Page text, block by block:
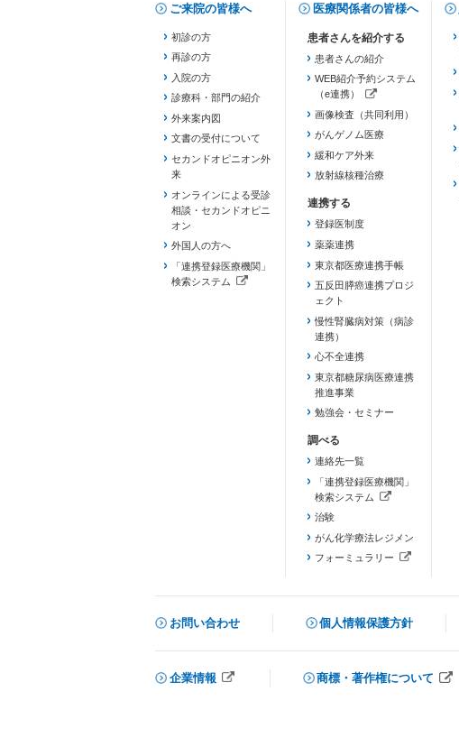
ご来院の皆様へ
初診の方
再診の方
入院の方
診療科・部門の紹介
外来案内図
文書の受付について
セカンドオピニオン外
来
オンラインによる受診
相談・セカンドオピニ
オン
外国人の方へ
「連携登録医療機関」
検索システム
医療関係者の皆様へ
患者さんの紹介
WEB紹介予約システム
（e連携）
（新しいタブで開きます）
画像検査（共同利用）
がんゲノム医療
緩和ケア外来
放射線核種治療
登録医制度
薬薬連携
東京都医療連携手帳
五反田膵癌連携プロジ
ェクト
慢性腎臓病対策（病診
連携）
心不全連携
東京都糖尿病医療連携
推進事業
勉強会・セミナー
連絡先一覧
「連携登録医療機関」
検索システム
（新しいタブで開きます）
治験
がん化学療法レジメン
フォーミュラリー
お問い合わせ 個人情報保護方針
企業情報
商標・著作権について